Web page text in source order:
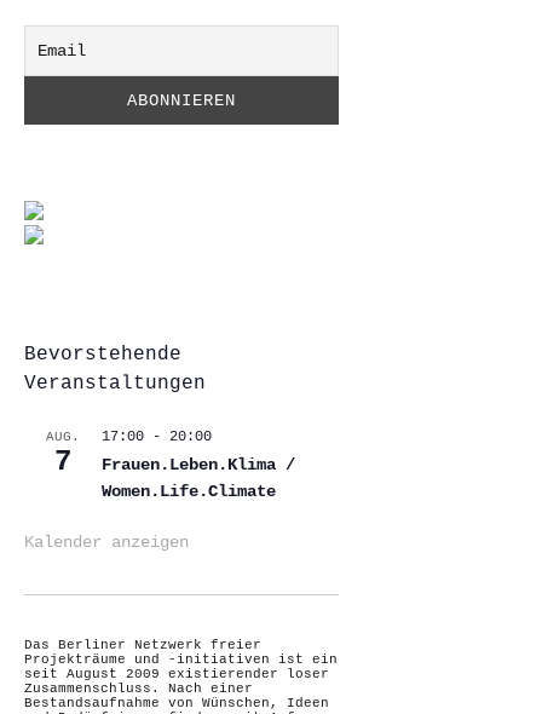
Bevorstehende
Veranstaltungen
AUG.
7
17:00 - 20:00
Frauen.Leben.Klima /
Women.Life.Climate
Kalender anzeigen
Das Berliner Netzwerk freier
Projekträume und -initiativen ist ein
seit August 2009 existierender loser
Zusammenschluss. Nach einer
Bestandsaufnahme von Wünschen, Ideen